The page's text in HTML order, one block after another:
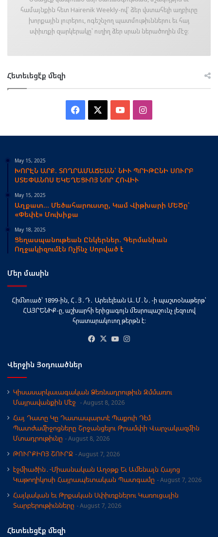
համայնքին հետ Hairenik Weekly-ով՝ ձեր վստահելի աղբիւրը
խորքային լուրերու, ոգեշնչող պատմութիւններու եւ հայ
սփիւռքի զարկերակը՝ ուղիղ ձեր սրան ներածողին մէջ։
Հետեւեցէ՛ք մեզի
Facebook YouTubeInstagram
May 15, 2025
ԽՈՐԷՆ ԱՐՔ. ՏՈՂՐԱՄԱՃԵԱՆ՝ ՆԻՒ ՊՐԻԹԸՆԻ ՍՈՒՐԲ
ՍՏԵՓԱՆՈՍ ԵԿԵՂԵՑՒՈՅ ՆՈՐ ՀՈՎԻՒ
May 15, 2025
Աղքատ… Մեծահարուստը, Կամ Վիթխարի ՄԵԾը՝
«Փեփէ» Մուխիքա
May 18, 2025
Ցեղասպանութեան Ընկերներ. Գերմանիան
Ողջակիզումէն Ոչի՞նչ Սորված է
Մեր մասին
Հիմնուած՝ 1899-ին, Հ․Յ․Դ․ Արեւելեան Ա․Մ․Ն․-ի պաշտօնաթերթ՝
ՀԱՅՐԵՆԻՔ-ը, աշխարհի երիցագոյն մեսրոպաշունչ լեզուով
հրատարակուող թերթն է։
Facebook
X YouTube
Վերջին Յօդուածներ
Կիսասարկաւագական Ձեռնադրութիւն Զմմառու
Մայրավանքին Մէջ
August 8, 2026
Հայ Դատը Կը Դատապարտէ Պաքուի Դէմ
Պատժամիջոցները Շրջանցելու Թրամփի Վարչակազմին
Մտադրութիւնը
August 8, 2026
ԹՈՒՐՔԻՈՅ ՇՈՒՐՋ August 7, 2026
էջմիածին․-Միասնական Աղօթք Եւ Ամենայն Հայոց
Կաթողիկոսի Հայրապետական Պատգամը
August 7, 2026
Հայկական եւ Թրքական Սփիւռքներու Կառուցային
Տարբերութիւնները
August 7, 2026
Հետեւեցէ՛ք մեզի